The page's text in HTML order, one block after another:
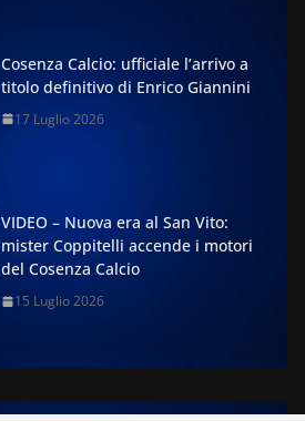
Cosenza Calcio: ufficiale l’arrivo a
titolo definitivo di Enrico Giannini
17 Luglio 2026
VIDEO – Nuova era al San Vito:
mister Coppitelli accende i motori
del Cosenza Calcio
15 Luglio 2026